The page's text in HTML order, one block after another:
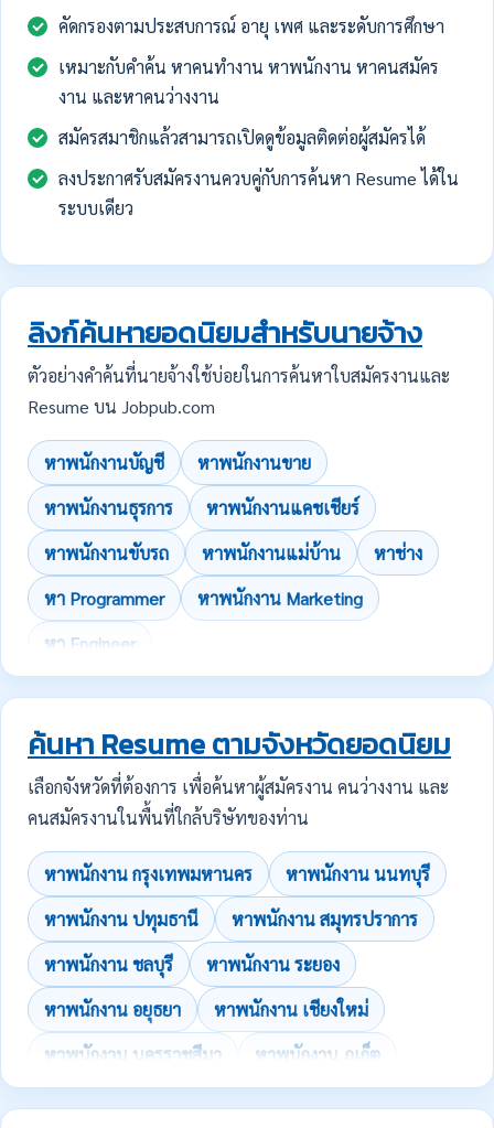
คัดกรองตามประสบการณ์ อายุ เพศ และระดับการศึกษา
เหมาะกับคำค้น หาคนทำงาน หาพนักงาน หาคนสมัคร
งาน และหาคนว่างงาน
สมัครสมาชิกแล้วสามารถเปิดดูข้อมูลติดต่อผู้สมัครได้
ลงประกาศรับสมัครงานควบคู่กับการค้นหา Resume ได้ใน
ระบบเดียว
ลิงก์ค้นหายอดนิยมสำหรับนายจ้าง
ตัวอย่างคำค้นที่นายจ้างใช้บ่อยในการค้นหาใบสมัครงานและ
Resume บน Jobpub.com
หาพนักงานบัญชี
หาพนักงานขาย
หาพนักงานธุรการ
หาพนักงานแคชเชียร์
หาพนักงานขับรถ
หาพนักงานแม่บ้าน
หาช่าง
หา Programmer
หาพนักงาน Marketing
หา Engineer
ค้นหา Resume ตามจังหวัดยอดนิยม
เลือกจังหวัดที่ต้องการ เพื่อค้นหาผู้สมัครงาน คนว่างงาน และ
คนสมัครงานในพื้นที่ใกล้บริษัทของท่าน
หาพนักงาน กรุงเทพมหานคร
หาพนักงาน นนทบุรี
หาพนักงาน ปทุมธานี
หาพนักงาน สมุทรปราการ
หาพนักงาน ชลบุรี
หาพนักงาน ระยอง
หาพนักงาน อยุธยา
หาพนักงาน เชียงใหม่
หาพนักงาน นครราชสีมา
หาพนักงาน ภูเก็ต